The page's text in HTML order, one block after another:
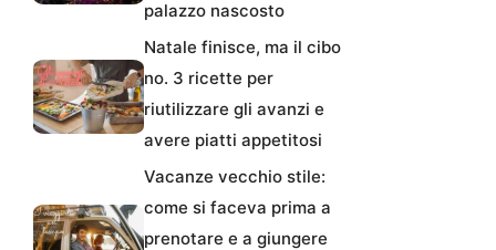
palazzo nascosto
Natale finisce, ma il cibo
no. 3 ricette per
riutilizzare gli avanzi e
avere piatti appetitosi
Vacanze vecchio stile:
come si faceva prima a
prenotare e a giungere